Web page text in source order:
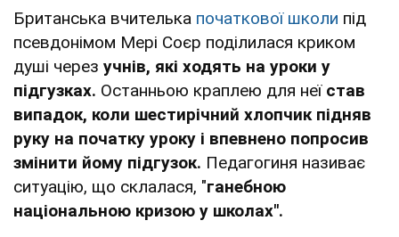
Британська вчителька початкової школи під
псевдонімом Мері Соєр поділилася криком
душі через учнів, які ходять на уроки у
підгузках. Останньою краплею для неї став
випадок, коли шестирічний хлопчик підняв
руку на початку уроку і впевнено попросив
змінити йому підгузок. Педагогиня називає
ситуацію, що склалася, "ганебною
національною кризою у школах".